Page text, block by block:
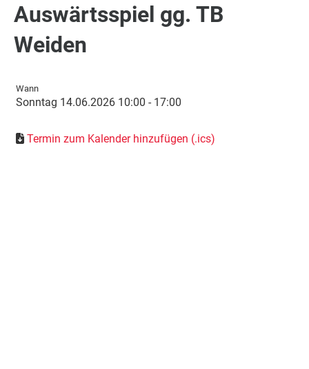
Auswärtsspiel gg. TB
Weiden
Wann
Sonntag 14.06.2026 10:00 - 17:00
Termin zum Kalender hinzufügen (.ics)